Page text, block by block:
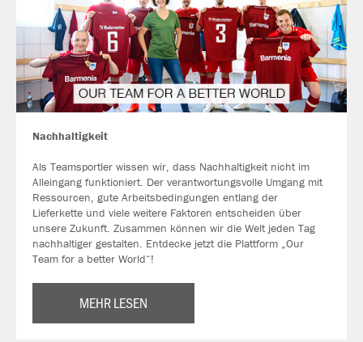
Nachhaltigkeit
Als Teamsportler wissen wir, dass Nachhaltigkeit nicht im
Alleingang funktioniert. Der verantwortungsvolle Umgang mit
Ressourcen, gute Arbeitsbedingungen entlang der
Lieferkette und viele weitere Faktoren entscheiden über
unsere Zukunft. Zusammen können wir die Welt jeden Tag
nachhaltiger gestalten. Entdecke jetzt die Plattform „Our
Team for a better World“!
MEHR LESEN